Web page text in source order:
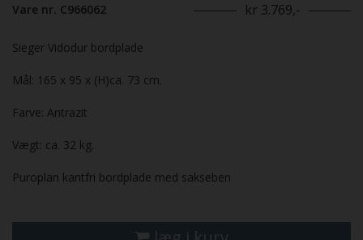
Vare nr. C966062 kr 3.769,-
Sieger Vidodur bordplade
Mål: 165 x 95 x (H)ca. 73 cm.
Farve: Antrazit
Vægt: ca. 32 kg.
Puroplan kantfri bordplade med sakseben